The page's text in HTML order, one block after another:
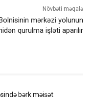
Növbəti məqalə
mərkəzi yolunun
qurulma işləti aparılır
bərk məişət